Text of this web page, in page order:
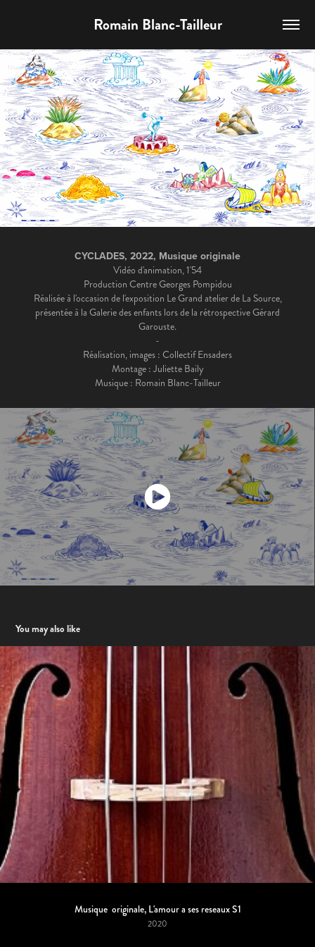
Romain Blanc-Tailleur
CYCLADES, 2022, Musique originale
Vidéo d'animation, 1'54
Production Centre Georges Pompidou
Réalisée à l'occasion de l'exposition Le Grand atelier de La Source,
présentée à la Galerie des enfants lors de la rétrospective Gérard
Garouste.
-
Réalisation, images : Collectif Ensaders
Montage : Juliette Baily
Musique : Romain Blanc-Tailleur
You may also like
Musique  originale, L'amour a ses reseaux S1
2020